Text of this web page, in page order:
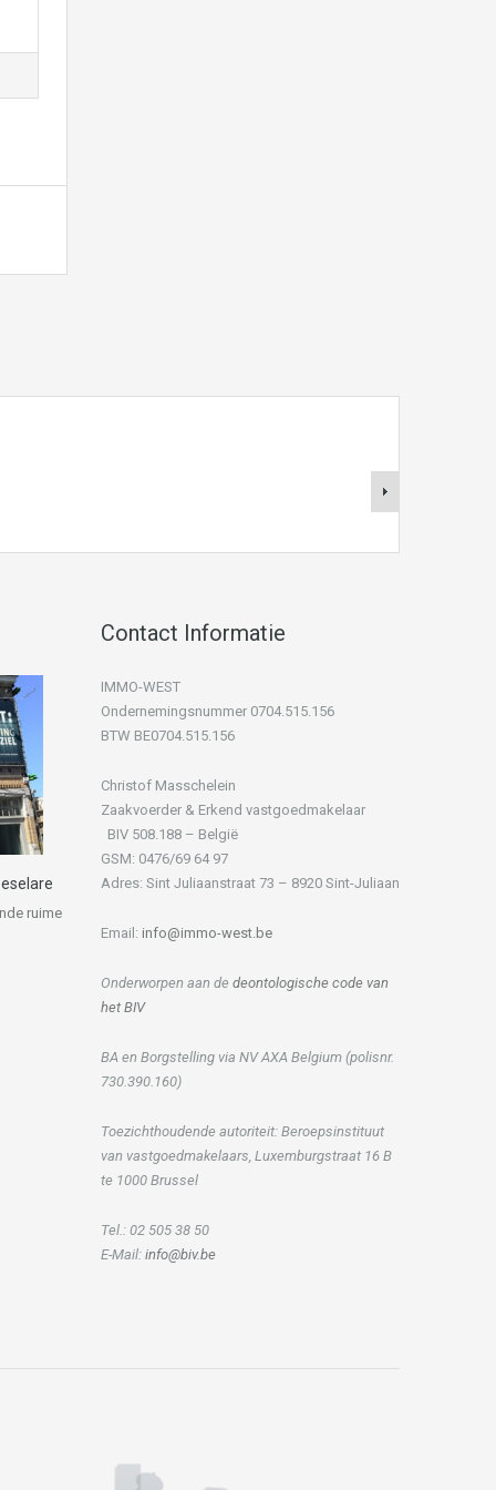
ruime
Contact Informatie
IMMO-WEST
Ondernemingsnummer 0704.515.156
BTW BE0704.515.156
Christof Masschelein
Zaakvoerder & Erkend vastgoedmakelaar
BIV 508.188 – België
GSM: 0476/69 64 97
Adres: Sint Juliaanstraat 73 – 8920 Sint-Juliaan
Email: info@immo-west.be
Onderworpen aan de deontologische code van
het BIV
BA en Borgstelling via NV AXA Belgium (polisnr.
730.390.160)
Toezichthoudende autoriteit: Beroepsinstituut
van vastgoedmakelaars, Luxemburgstraat 16 B
te 1000 Brussel
Tel.: 02 505 38 50
E-Mail: info@biv.be